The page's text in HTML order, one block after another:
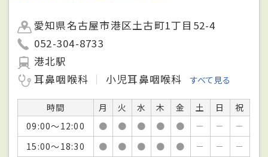
愛知県名古屋市港区土古町1丁目52-4
052-304-8733
港北駅
耳鼻咽喉科
小児耳鼻咽喉科 すべて見る
時間 月 火 水 木 金 土 日
祝
09:00～12:00
● ● ● ● ● － －
－
15:00～18:30
● ● ● ● ● － －
－